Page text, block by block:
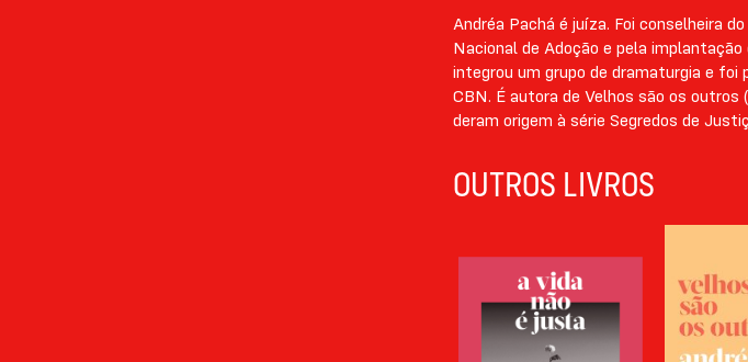
Andréa Pachá é juíza. Foi conselheira
Nacional de Adoção e pela
integrou um grupo de dramaturgia e foi
CBN. É autora de Velhos são os
deram origem à série Segredos de
OUTROS LIVROS